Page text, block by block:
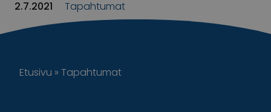
2.7.2021 Tapahtumat
Etusivu » Tapahtumat